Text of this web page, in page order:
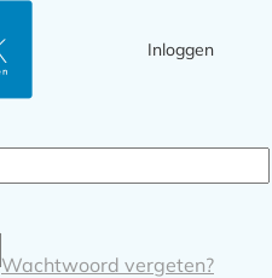
Inloggen
Wachtwoord vergeten?